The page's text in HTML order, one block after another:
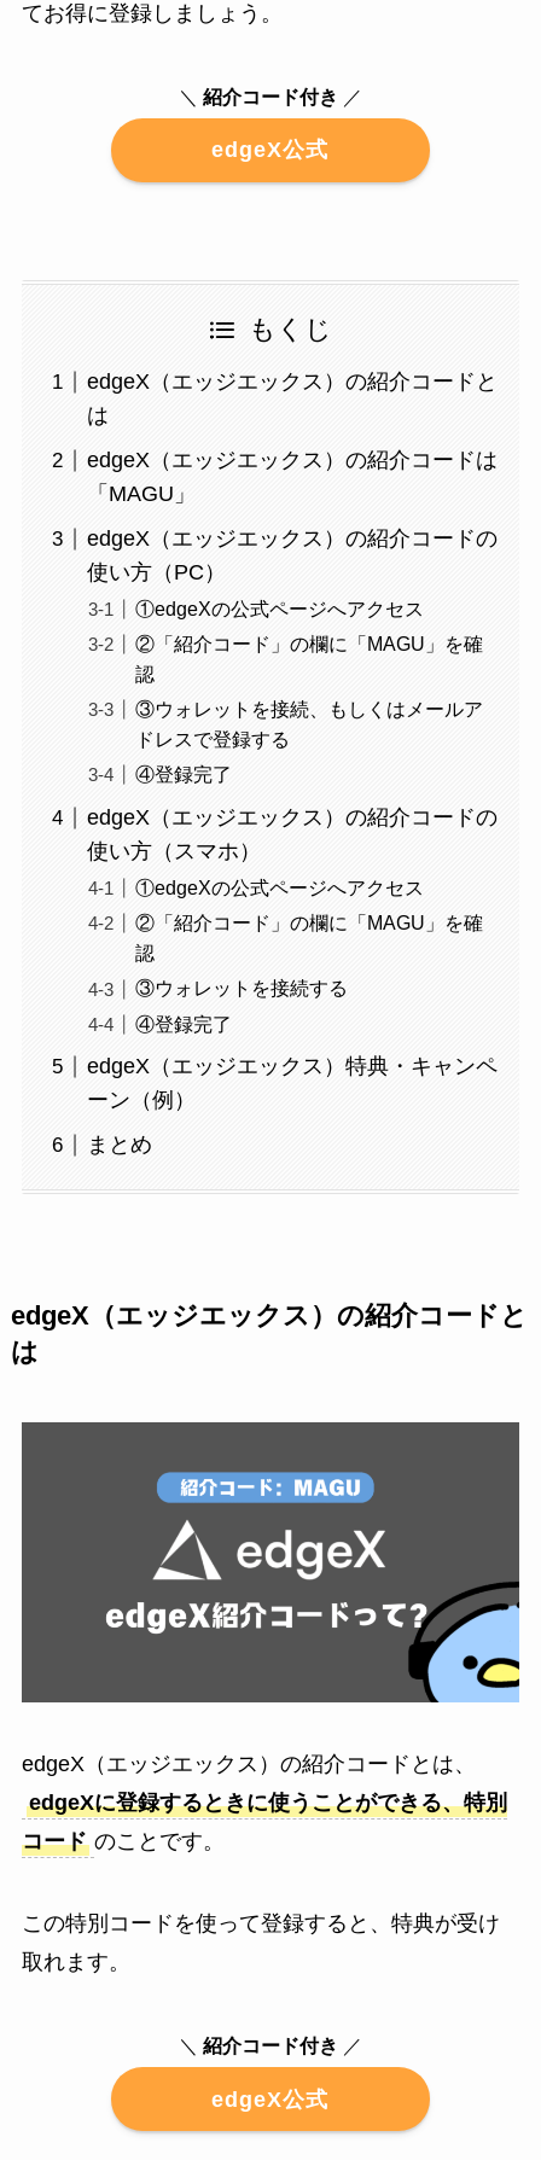
てお得に登録しましょう。
＼ 紹介コード付き ／
edgeX公式
もくじ
edgeX（エッジエックス）の紹介コードと
は
edgeX（エッジエックス）の紹介コードは
「MAGU」
edgeX（エッジエックス）の紹介コードの
使い方（PC）
①edgeXの公式ページへアクセス
②「紹介コード」の欄に「MAGU」を確
認
③ウォレットを接続、もしくはメールア
ドレスで登録する
④登録完了
edgeX（エッジエックス）の紹介コードの
使い方（スマホ）
①edgeXの公式ページへアクセス
②「紹介コード」の欄に「MAGU」を確
認
③ウォレットを接続する
④登録完了
edgeX（エッジエックス）特典・キャンペ
ーン（例）
まとめ
edgeX（エッジエックス）の紹介コードと
は
edgeX（エッジエックス）の紹介コードとは、
edgeXに登録するときに使うことができる、特別
コード のことです。
この特別コードを使って登録すると、特典が受け
取れます。
＼ 紹介コード付き ／
edgeX公式